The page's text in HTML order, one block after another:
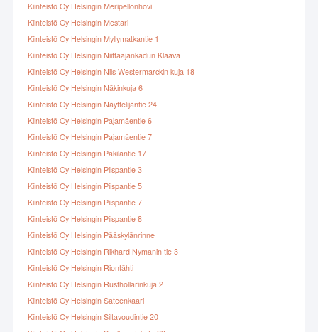
Kiinteistö Oy Helsingin Meripellonhovi
Kiinteistö Oy Helsingin Mestari
Kiinteistö Oy Helsingin Myllymatkantie 1
Kiinteistö Oy Helsingin Niittaajankadun Klaava
Kiinteistö Oy Helsingin Nils Westermarckin kuja 18
Kiinteistö Oy Helsingin Näkinkuja 6
Kiinteistö Oy Helsingin Näyttelijäntie 24
Kiinteistö Oy Helsingin Pajamäentie 6
Kiinteistö Oy Helsingin Pajamäentie 7
Kiinteistö Oy Helsingin Pakilantie 17
Kiinteistö Oy Helsingin Piispantie 3
Kiinteistö Oy Helsingin Piispantie 5
Kiinteistö Oy Helsingin Piispantie 7
Kiinteistö Oy Helsingin Piispantie 8
Kiinteistö Oy Helsingin Pääskylänrinne
Kiinteistö Oy Helsingin Rikhard Nymanin tie 3
Kiinteistö Oy Helsingin Riontähti
Kiinteistö Oy Helsingin Rusthollarinkuja 2
Kiinteistö Oy Helsingin Sateenkaari
Kiinteistö Oy Helsingin Siltavoudintie 20